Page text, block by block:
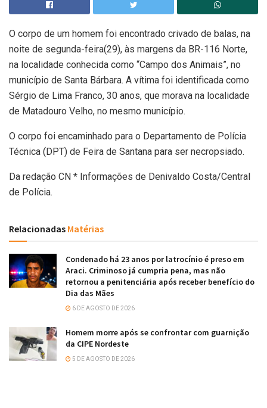
O corpo de um homem foi encontrado crivado de balas, na
noite de segunda-feira(29), às margens da BR-116 Norte,
na localidade conhecida como “Campo dos Animais”, no
município de Santa Bárbara. A vítima foi identificada como
Sérgio de Lima Franco, 30 anos, que morava na localidade
de Matadouro Velho, no mesmo município.
O corpo foi encaminhado para o Departamento de Polícia
Técnica (DPT) de Feira de Santana para ser necropsiado.
Da redação CN * Informações de Denivaldo Costa/Central
de Polícia.
Relacionadas Matérias
Condenado há 23 anos por latrocínio é preso em
Araci. Criminoso já cumpria pena, mas não
retornou a penitenciária após receber benefício do
Dia das Mães
6 DE AGOSTO DE 2026
Homem morre após se confrontar com guarnição
da CIPE Nordeste
5 DE AGOSTO DE 2026